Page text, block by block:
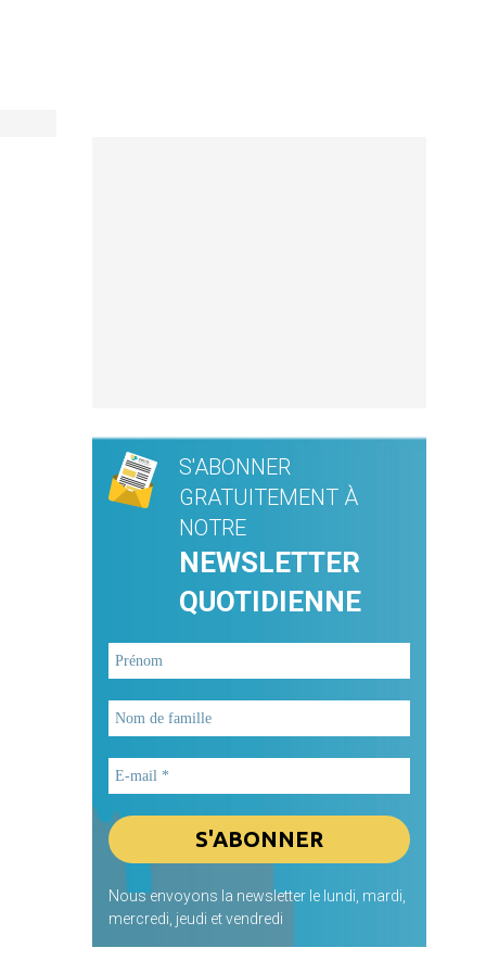
S'ABONNER
GRATUITEMENT À
NOTRE
NEWSLETTER
QUOTIDIENNE
Nous envoyons la newsletter le lundi, mardi,
mercredi, jeudi et vendredi